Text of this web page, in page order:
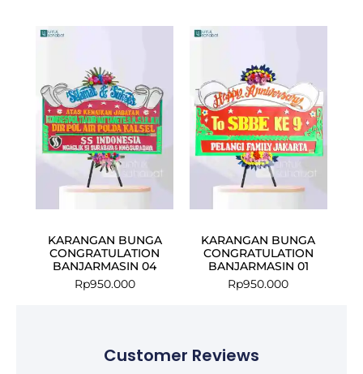
KARANGAN BUNGA
CONGRATULATION
BANJARMASIN 04
Rp950.000
KARANGAN BUNGA
CONGRATULATION
BANJARMASIN 01
Rp950.000
Customer Reviews